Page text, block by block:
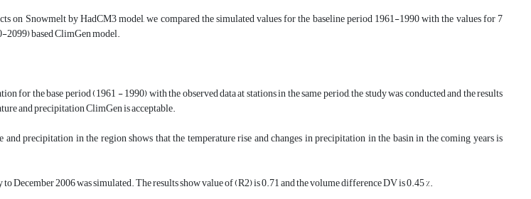
on Snowmelt by HadCM3 model, we compared the simulated values for the baseline period 1961-1990 with the values for 7
based ClimGen model.
for the base period (1961 - 1990) with the observed data at stations in the same period, the study was conducted and the results
and precipitation ClimGen is acceptable.
and precipitation in the region shows that the temperature rise and changes in precipitation in the basin in the coming years is
December 2006 was simulated. The results show value of (R2) is 0.71 and the volume difference DV is 0.45 %.